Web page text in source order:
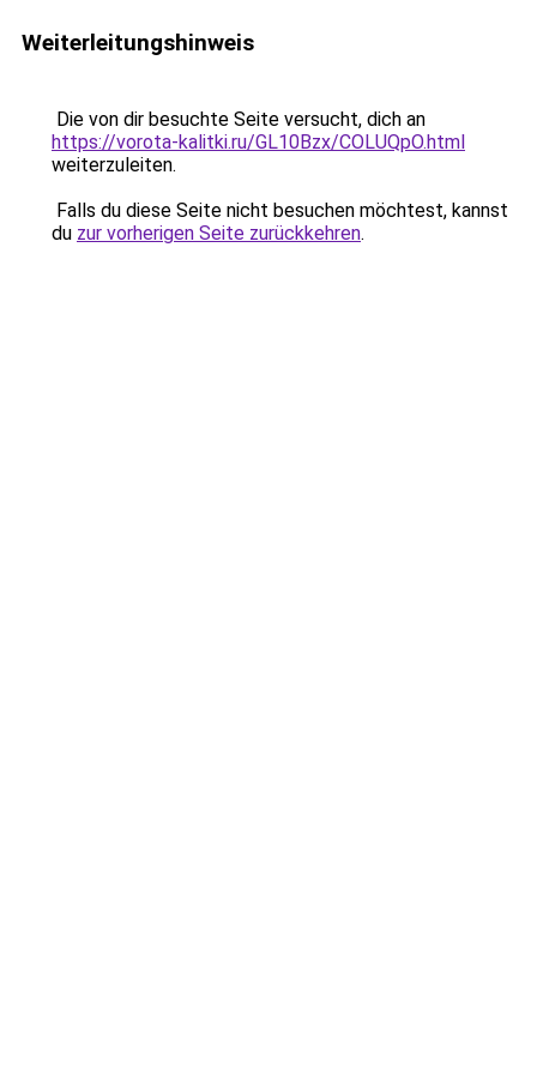
Weiterleitungshinweis
Die von dir besuchte Seite versucht, dich an
https://vorota-kalitki.ru/GL10Bzx/COLUQpO.html
weiterzuleiten.
Falls du diese Seite nicht besuchen möchtest, kannst
du zur vorherigen Seite zurückkehren.